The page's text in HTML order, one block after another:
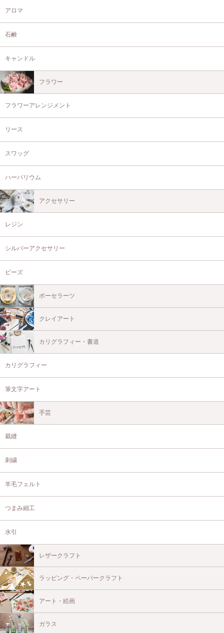
アロマ
石鹸
キャンドル
フラワー
フラワーアレンジメント
リース
スワッグ
ハーバリウム
アクセサリー
レジン
シルバーアクセサリー
ビーズ
ポーセラーツ
クレイアート
カリグラフィー・書道
カリグラフィー
筆文字アート
手芸
裁縫
刺繍
羊毛フェルト
つまみ細工
水引
レザークラフト
ラッピング・ペーパークラフト
アート・絵画
ガラス